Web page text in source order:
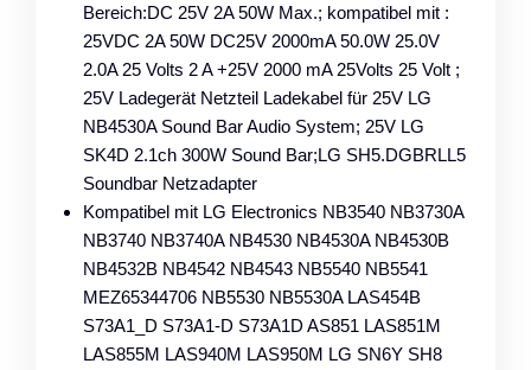
Bereich:DC 25V 2A 50W Max.; kompatibel mit :
25VDC 2A 50W DC25V 2000mA 50.0W 25.0V
2.0A 25 Volts 2 A +25V 2000 mA 25Volts 25 Volt ;
25V Ladegerät Netzteil Ladekabel für 25V LG
NB4530A Sound Bar Audio System; 25V LG
SK4D 2.1ch 300W Sound Bar;LG SH5.DGBRLL5
Soundbar Netzadapter
Kompatibel mit LG Electronics NB3540 NB3730A
NB3740 NB3740A NB4530 NB4530A NB4530B
NB4532B NB4542 NB4543 NB5540 NB5541
MEZ65344706 NB5530 NB5530A LAS454B
S73A1_D S73A1-D S73A1D AS851 LAS851M
LAS855M LAS940M LAS950M LG SN6Y SH8